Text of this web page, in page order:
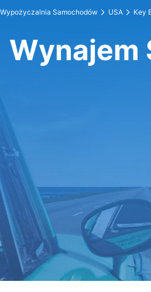
Wypożyczalnia Samochodów USA Key
Wynajem